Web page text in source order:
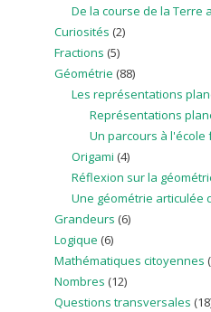
De la course de la Terre
Curiosités (2)
Fractions (5)
Géométrie (88)
Les représentations
Représentations
Un parcours à
Origami (4)
Réflexion sur la
Une géométrie articulée
Grandeurs (6)
Logique (6)
Mathématiques citoyennes
Nombres (12)
Questions transversales